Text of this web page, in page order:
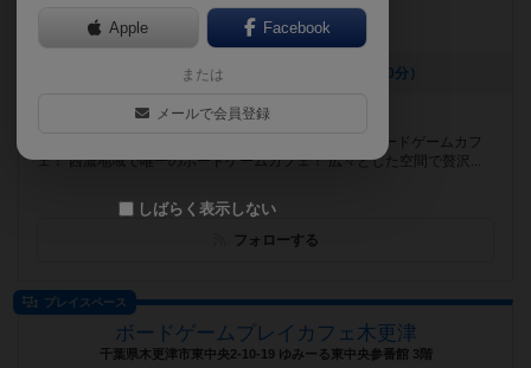
岐阜県大垣市荒川町470-2
[NEW] 新スイーツ登場です✨️（2026年08月07日 17時00分）
遊べるボードゲーム
1206個
ディアシュピールのボドゲ1500個を全て引き取ったボードゲームカフ
ェ！ 西濃地域で唯一のボードゲームカフェ！ 広々とした空間で贅沢...
フォローする
プレイスペース
ボードゲームプレイカフェ木更津
千葉県木更津市東中央2-10-19 ゆみーる東中央参番館 3階
Apple Facebook
または
メールで会員登録
しばらく表示しない